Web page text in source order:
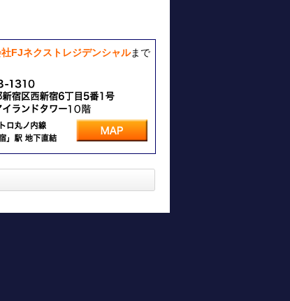
FJネクストレジデンシャルまで